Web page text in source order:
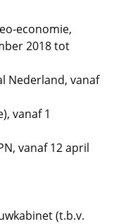
economie,
2018 tot
Nederland, vanaf
vanaf 1
vanaf 12 april
(t.b.v.